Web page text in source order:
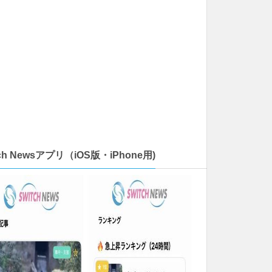
Newsアプリ（iOS版・iPhone用)